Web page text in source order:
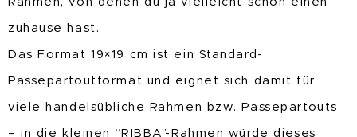
zuhause hast.
Das Format 19×19 cm ist ein Standard-
Passepartoutformat und eignet sich damit für
viele handelsübliche Rahmen bzw. Passepartouts
– in die kleinen “RIBBA”-Rahmen würde dieses